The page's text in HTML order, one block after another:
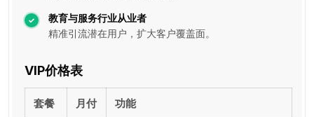
教育与服务行业从业者
精准引流潜在用户，扩大客户覆盖面。
VIP价格表
套餐 月付 功能